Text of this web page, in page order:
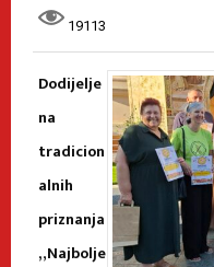
19113
Dodijelje
na
tradicion
alnih
priznanja
„Najbolje